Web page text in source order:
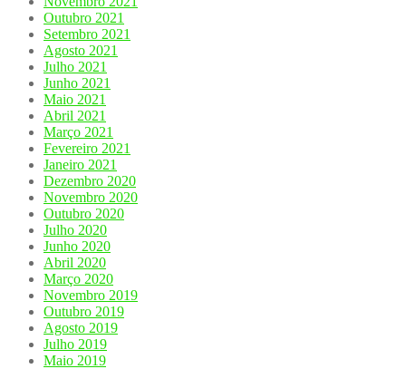
Outubro 2021
Setembro 2021
Agosto 2021
Julho 2021
Junho 2021
Maio 2021
Abril 2021
Março 2021
Fevereiro 2021
Janeiro 2021
Dezembro 2020
Novembro 2020
Outubro 2020
Julho 2020
Junho 2020
Abril 2020
Março 2020
Novembro 2019
Outubro 2019
Agosto 2019
Julho 2019
Maio 2019